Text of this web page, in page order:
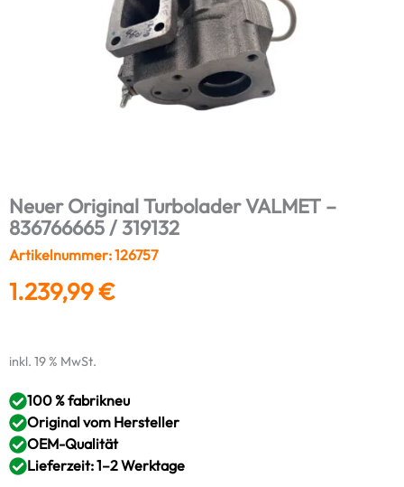
Neuer Original Turbolader VALMET –
836766665 / 319132
Artikelnummer: 126757
1.239,99€
inkl. 19 % MwSt.
100 % fabrikneu
Original vom Hersteller
OEM-Qualität
Lieferzeit: 1–2 Werktage